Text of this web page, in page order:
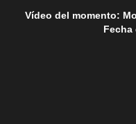
Vídeo del momento:
Fecha